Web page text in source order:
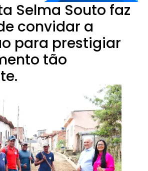
Selma Souto faz
convidar a
para prestigiar
tão